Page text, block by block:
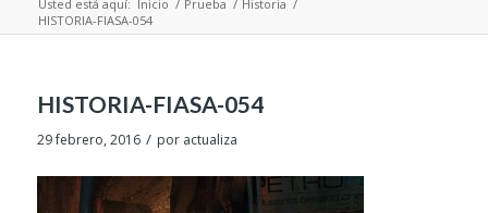
Usted está aquí: Inicio / Prueba / Historia /
HISTORIA-FIASA-054
HISTORIA-FIASA-054
29 febrero, 2016 / por actualiza